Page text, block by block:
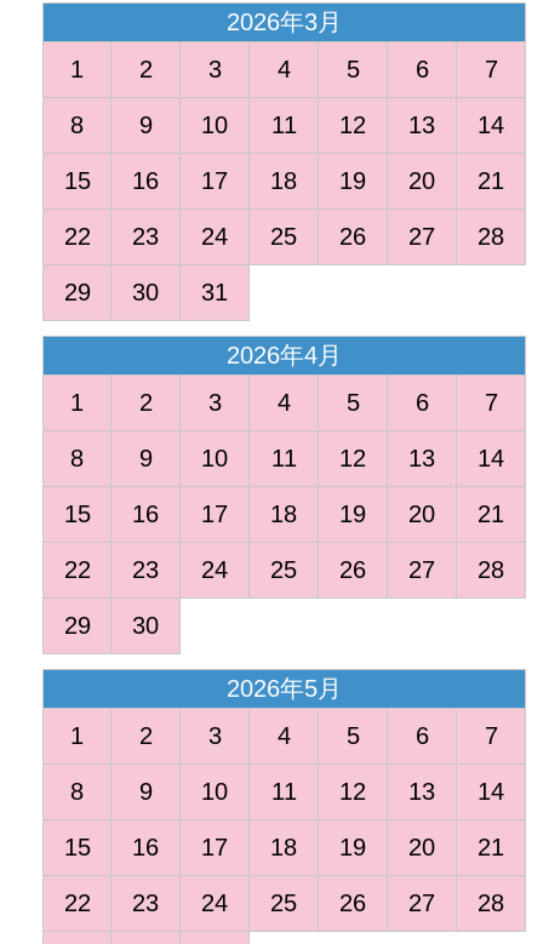
2026年3月
1
2 3 4 5 6 7
8 9 10 11 12 13 14
15 16 17 18 19 20 21
22 23 24 25 26 27 28
29 30 31
2026年4月
1
2 3 4 5 6 7
8 9 10 11 12 13 14
15 16 17 18 19 20 21
22 23 24 25 26 27 28
29 30
2026年5月
1
2 3 4 5 6 7
8 9 10 11 12 13 14
15 16 17 18 19 20 21
22 23 24 25 26 27 28